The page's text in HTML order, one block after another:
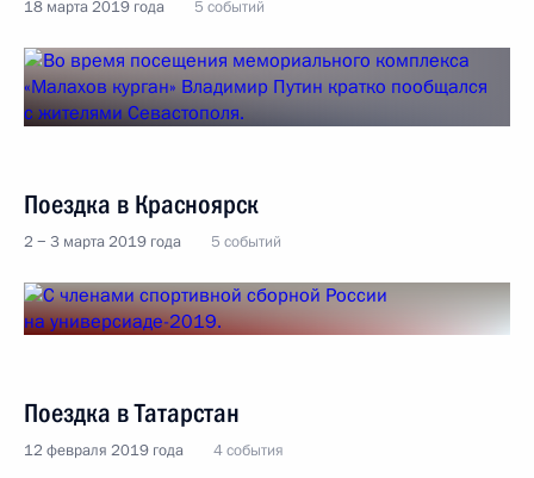
18 марта 2019 года 5 событий
Поездка в Красноярск
2 − 3 марта 2019 года 5 событий
Поездка в Татарстан
12 февраля 2019 года 4 события